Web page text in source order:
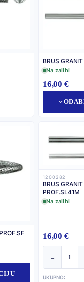
BRUS
Na zalihi
16,00 €
1200282
BRUS
PROF.SL41M
Na zalihi
16,00 €
−
UKUPNO: